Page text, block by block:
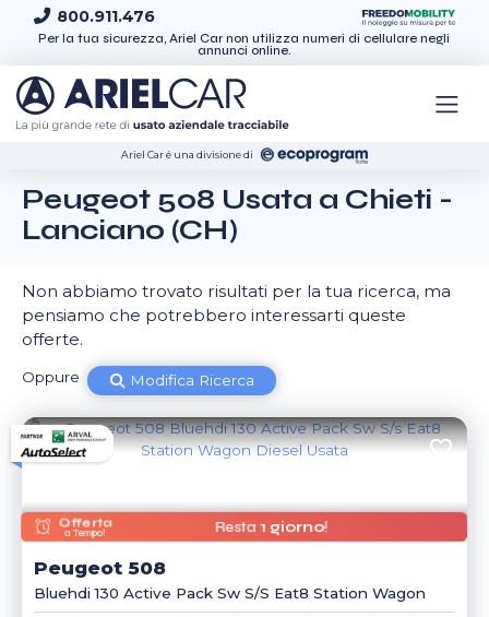
Skip to content
800.911.476
Per la tua sicurezza, Ariel Car non utilizza numeri di cellulare negli
annunci online.
Ariel Car é una divisione di
Peugeot 508 Usata a Chieti -
Lanciano (CH)
Non abbiamo trovato risultati per la tua ricerca, ma
pensiamo che potrebbero interessarti queste
offerte.
Oppure Modifica Ricerca
Offerta
a Tempo! Resta 1 giorno!
Peugeot 508
Bluehdi 130 Active Pack Sw S/s Eat8 Station Wagon